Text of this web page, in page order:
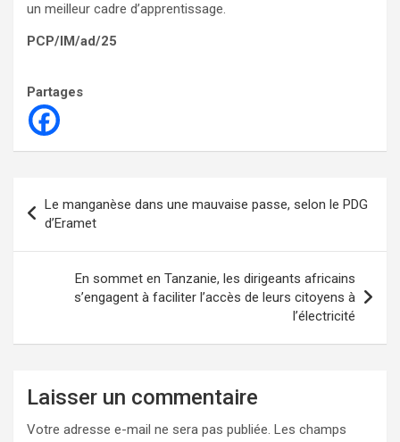
un meilleur cadre d’apprentissage.
PCP/IM/ad/25
Partages
de
l’article
Le manganèse dans une mauvaise passe, selon le PDG
d’Eramet
En sommet en Tanzanie, les dirigeants africains
s’engagent à faciliter l’accès de leurs citoyens à
l’électricité
Laisser un commentaire
Votre adresse e-mail ne sera pas publiée. Les champs